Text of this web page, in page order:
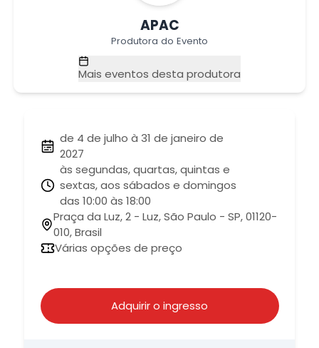
APAC
Produtora do Evento
Mais eventos desta produtora
de 4 de julho à 31 de janeiro de
2027
às segundas, quartas, quintas e
sextas, aos sábados e domingos
das 10:00 às 18:00
Praça da Luz, 2 - Luz, São Paulo - SP, 01120-
010, Brasil
Várias opções de preço
Adquirir o ingresso